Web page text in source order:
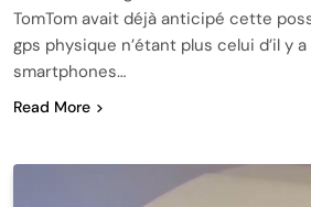
TomTom avait déjà anticipé cette
gps physique n’étant plus celui d’il y
smartphones…
Read More